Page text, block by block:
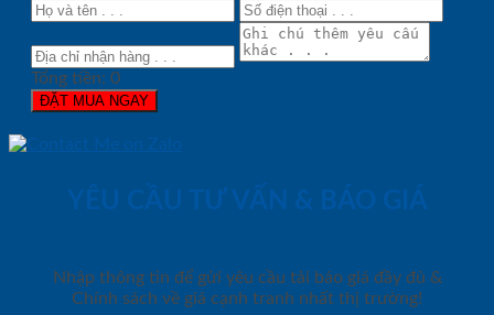
Tổng tiền: 0
ĐẶT MUA NGAY
YÊU CẦU TƯ VẤN & BÁO GIÁ
Nhập thông tin để gửi yêu cầu tải báo giá đầy đủ &
Chính sách về giá cạnh tranh nhất thị trường!